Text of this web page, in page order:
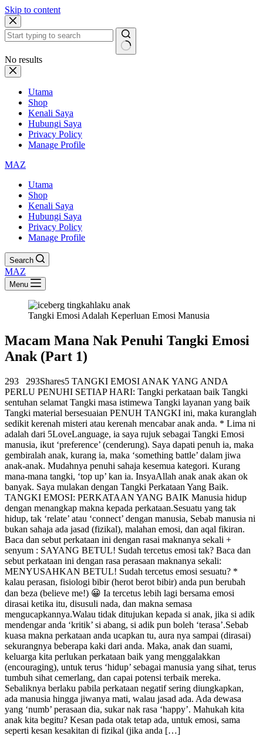
Skip to content
No results
Utama
Shop
Kenali Saya
Hubungi Saya
Privacy Policy
Manage Profile
MAZ
Utama
Shop
Kenali Saya
Hubungi Saya
Privacy Policy
Manage Profile
Search
MAZ
Menu
Tangki Emosi Adalah Keperluan Emosi Manusia
Macam Mana Nak Penuhi Tangki Emosi
Anak (Part 1)
293 293Shares5 TANGKI EMOSI ANAK YANG ANDA
PERLU PENUHI SETIAP HARI: Tangki perkataan baik Tangki
sentuhan selamat Tangki masa istimewa Tangki layanan yang baik
Tangki material bersesuaian PENUH TANGKI ini, maka kuranglah
sedikit kerenah misteri atau kerenah mencabar anak anda. * Lima ni
adalah dari 5LoveLanguage, ia saya rujuk sebagai Tangki Emosi
manusia, ikut ‘preference’ (cenderung). Saya dapati penuh ia, maka
gembiralah anak, kurang ia, maka ‘something battle’ dalam jiwa
anak-anak. Mudahnya penuhi sahaja kesemua kategori. Kurang
mana-mana tangki, ‘top up’ kan ia. InsyaAllah anak anak akan ok
banyak. Saya mulakan dengan Tangki Perkataan Yang Baik.
TANGKI EMOSI: PERKATAAN YANG BAIK Manusia hidup
dengan menangkap makna kepada perkataan.Sesuatu yang tak
hidup, tak ‘relate’ atau ‘connect’ dengan manusia, Sebab manusia ni
bukan sahaja ada jasad (fizikal), malahan emosi, dan aqal fikiran.
Baca dan sebut perkataan ini dengan rasai maknanya sekali +
senyum : SAYANG BETUL! Sudah tercetus emosi tak? Baca dan
sebut perkataan ini dengan rasa perasaan maknanya sekali:
MENYUSAHKAN BETUL! Sudah tercetus emosi sesuatu? *
kalau perasan, fisiologi bibir (herot berot bibir) anda pun berubah
dan beza (believe me!) 😀 Ia tercetus lebih lagi bersama emosi
dirasai ketika itu, disusuli nada, dan makna semasa
mengucapkannya.Walau tidak ditujukan kepada si anak, jika si adik
mendengar anda ‘kritik’ si abang, si adik pun boleh ‘terasa’.Sebab
kuasa makna perkataan anda ucapkan tu, aura nya sampai (dirasai)
sekurangnya beberapa kaki dari anda. Maka, anak dan suami,
keluarga kita perlukan perkataan baik yang menggalakkan
(encouraging), untuk terus ‘hidup’ sebagai manusia yang sihat, terus
tumbuh sihat cemerlang, dan capai potensi terbaik mereka.
Sebaliknya berlaku pabila perkataan negatif sering diungkapkan,
ada manusia hingga jiwanya mati, walau jasad ada. Ada dewasa
yang ‘numb’ perasaan dia, sukar nak rasa ‘happy’. Mahukah kita
anak kita begitu? Kesan pada otak tetap ada, untuk emosi, sama
seperti kesan kesakitan di fizikal (jika anda […]